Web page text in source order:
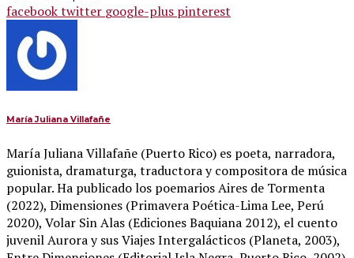
facebooktwitter google-plus pinterest
María Juliana Villafañe
María Juliana Villafañe (Puerto Rico) es poeta, narradora,
guionista, dramaturga, traductora y compositora de música
popular. Ha publicado los poemarios Aires de Tormenta
(2022), Dimensiones (Primavera Poética-Lima Lee, Perú
2020), Volar Sin Alas (Ediciones Baquiana 2012), el cuento
juvenil Aurora y sus Viajes Intergalácticos (Planeta, 2003),